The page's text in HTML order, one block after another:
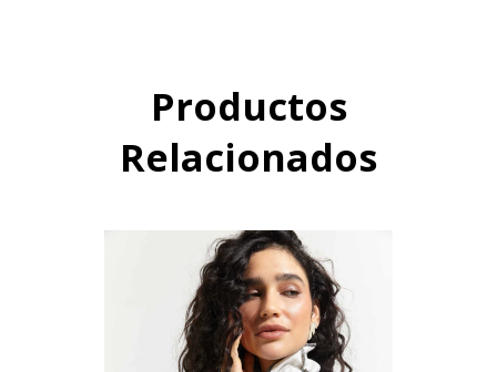
Productos
Relacionados